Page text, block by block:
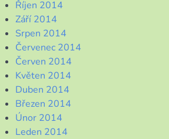
Říjen 2014
Září 2014
Srpen 2014
Červenec 2014
Červen 2014
Květen 2014
Duben 2014
Březen 2014
Únor 2014
Leden 2014